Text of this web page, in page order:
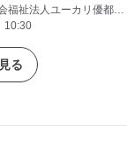
福祉法人ユーカリ優都
り協同組合
10:30
る